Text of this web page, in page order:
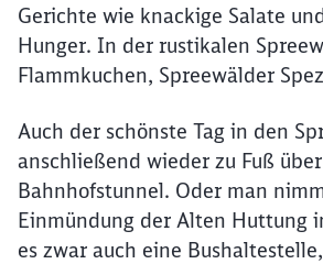
Gerichte wie knackige Salate
Hunger. In der rustikalen
Flammkuchen, Spreewälder
Auch der schönste Tag in den
anschließend wieder zu Fuß
Bahnhofstunnel. Oder man
Einmündung der Alten Huttung
es zwar auch eine